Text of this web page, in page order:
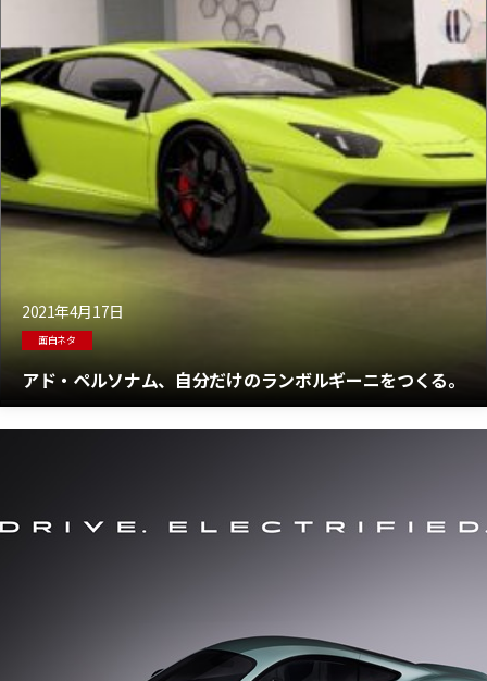
2021年4月17日
面白ネタ
アド・ペルソナム、自分だけのランボルギーニをつくる。